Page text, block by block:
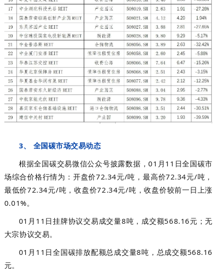
3、 全国碳市场交易动态
根据全国碳交易微信公众号披露数据，01月11日全国碳市
场综合价格行情为：开盘价72.34元/吨，最高价72.34元/吨，
最低价72.34元/吨，收盘价72.34元/吨，收盘价较前一日上涨
0.01%。
01月11日挂牌协议交易成交量8吨，成交额568.16元；无
大宗协议交易。
01月11日全国碳排放配额总成交量8吨，总成交额568.16
元。